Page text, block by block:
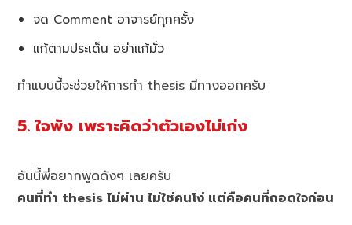
จด Comment อาจารย์ทุกครั้ง
แก้ตามประเด็น อย่าแก้มั่ว
ทำแบบนี้จะช่วยให้การทำ thesis มีทางออกครับ
5. ใจพัง เพราะคิดว่าตัวเองไม่เก่ง
อันนี้พี่อยากพูดดังๆ เลยครับ
คนที่ทำ thesis ไม่ผ่าน ไม่ใช่คนโง่ แต่คือคนที่ถอดใจก่อน